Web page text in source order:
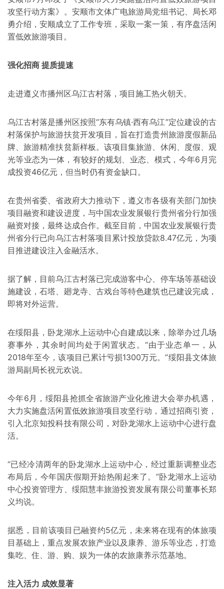
攻坚行动方案》。安顺市文体广电旅游局党组书记、局长邓
勇介绍，安顺成立了工作专班，采取一案一策，有序盘活闲
置低效旅游项目。
强化招商 提质提速
走进遵义市播州区乌江古村落，项目施工热火朝天。
乌江古村落是播州区按照“东有乌镇·西有乌江”定位建设的古
村落保护与旅游扶贫开发项目，旨在打造贵州旅游度假新品
牌、旅游精准扶贫新样板。该项目集旅游、休闲、度假、观
光等业态为一体，有较好的规划、业态、模式，今年6月完
成投资46亿元，但当时仍有资金缺口。
在贵州省委、省政府大力推动下，遵义市各级有关部门加快
项目融资和建设进度，与中国农业发展银行贵州省分行加强
融资对接，最终达成合作。截至目前，中国农业发展银行贵
州省分行已向乌江古村落项目累计投放贷款8.47亿元，为项
目推进建设注入金融活水。
据了解，目前乌江古村落已完成游客中心、停车场等基础设
施建设，石塔、廻龙寺、古戏台等特色建筑也已建设完成，
即将对外运营。
在绥阳县，卧龙湖水上运动中心自建成以来，除举办过几场
赛事外，其余时间均处于闲置状态。“由于业态单一，从
2018年至今，该项目已累计亏损1300万元。”绥阳县文体旅
游局副局长祝元欢说。
今年6月，绥阳县抢抓全省旅游产业化推进大会举办机遇，
大力实施盘活闲置低效旅游项目攻坚行动，通过招商引资，
引入北京知投科技有限公司，对卧龙湖水上运动中心进行盘
活。
“已经冷清两年的卧龙湖水上运动中心，经过重新调整业态
布局后，今年国庆假期开始热闹起来了。”卧龙湖水上运动
中心投资管理方、绥阳慧丰旅游投资发展有限公司董事长郑
义均说。
据悉，目前该项目已融资约5亿元，未来将在现有的体旅项
目基础上，重点发展农旅产业以及康养、游乐等业态，打造
集吃、住、游、购、娱为一体的农旅康养示范基地。
注入活力 成效显著